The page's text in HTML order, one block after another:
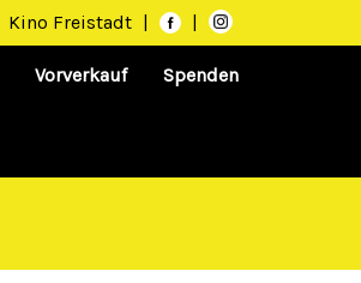
Kino Freistadt | |
Vorverkauf Spenden